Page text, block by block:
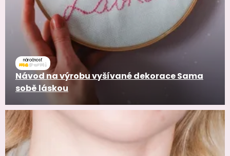
náročnosť
Návod na výrobu vyšívané dekorace Sama
sobě láskou